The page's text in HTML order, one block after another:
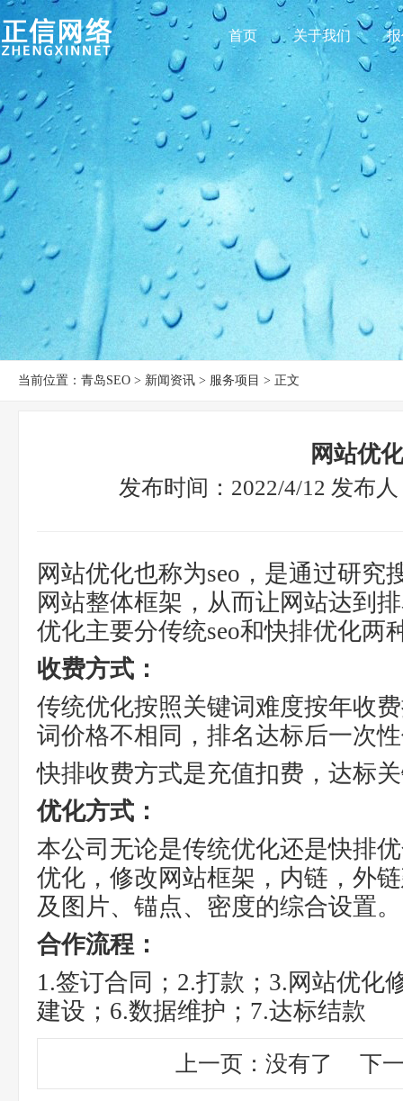
首页 关于我们
当前位置：青岛SEO > 新闻资讯 > 服务项目 > 正文
网站优化
发布时间：2022/4/12 发布
网站优化也称为seo，是通过研究
网站整体框架，从而让网站达到
优化主要分传统seo和快排优化两
收费方式：
传统优化按照关键词难度按年收
词价格不相同，排名达标后一次
快排收费方式是充值扣费，达标
优化方式：
本公司无论是传统优化还是快排
优化，修改网站框架，内链，外
及图片、锚点、密度的综合设置。
合作流程：
1.签订合同；2.打款；3.网站优化
建设；6.数据维护；7.达标结款
上一页：没有了 下